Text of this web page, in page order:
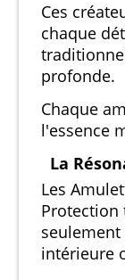
Ces
chaque
profonde.
Chaque
l'essence
La
Les
Protection
intérieure